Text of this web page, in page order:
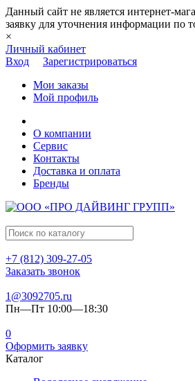
Данный сайт не является интернет-
заявку для уточнения информации по
×
Личный кабинет
Вход
Зарегистрироваться
Мои заказы
Мой профиль
О компании
Сервис
Контакты
Доставка и оплата
Бренды
+7 (812) 309-27-05
Заказать звонок
1@3092705.ru
Пн—Пт 10:00—18:30
0
Оформить заявку
Каталог